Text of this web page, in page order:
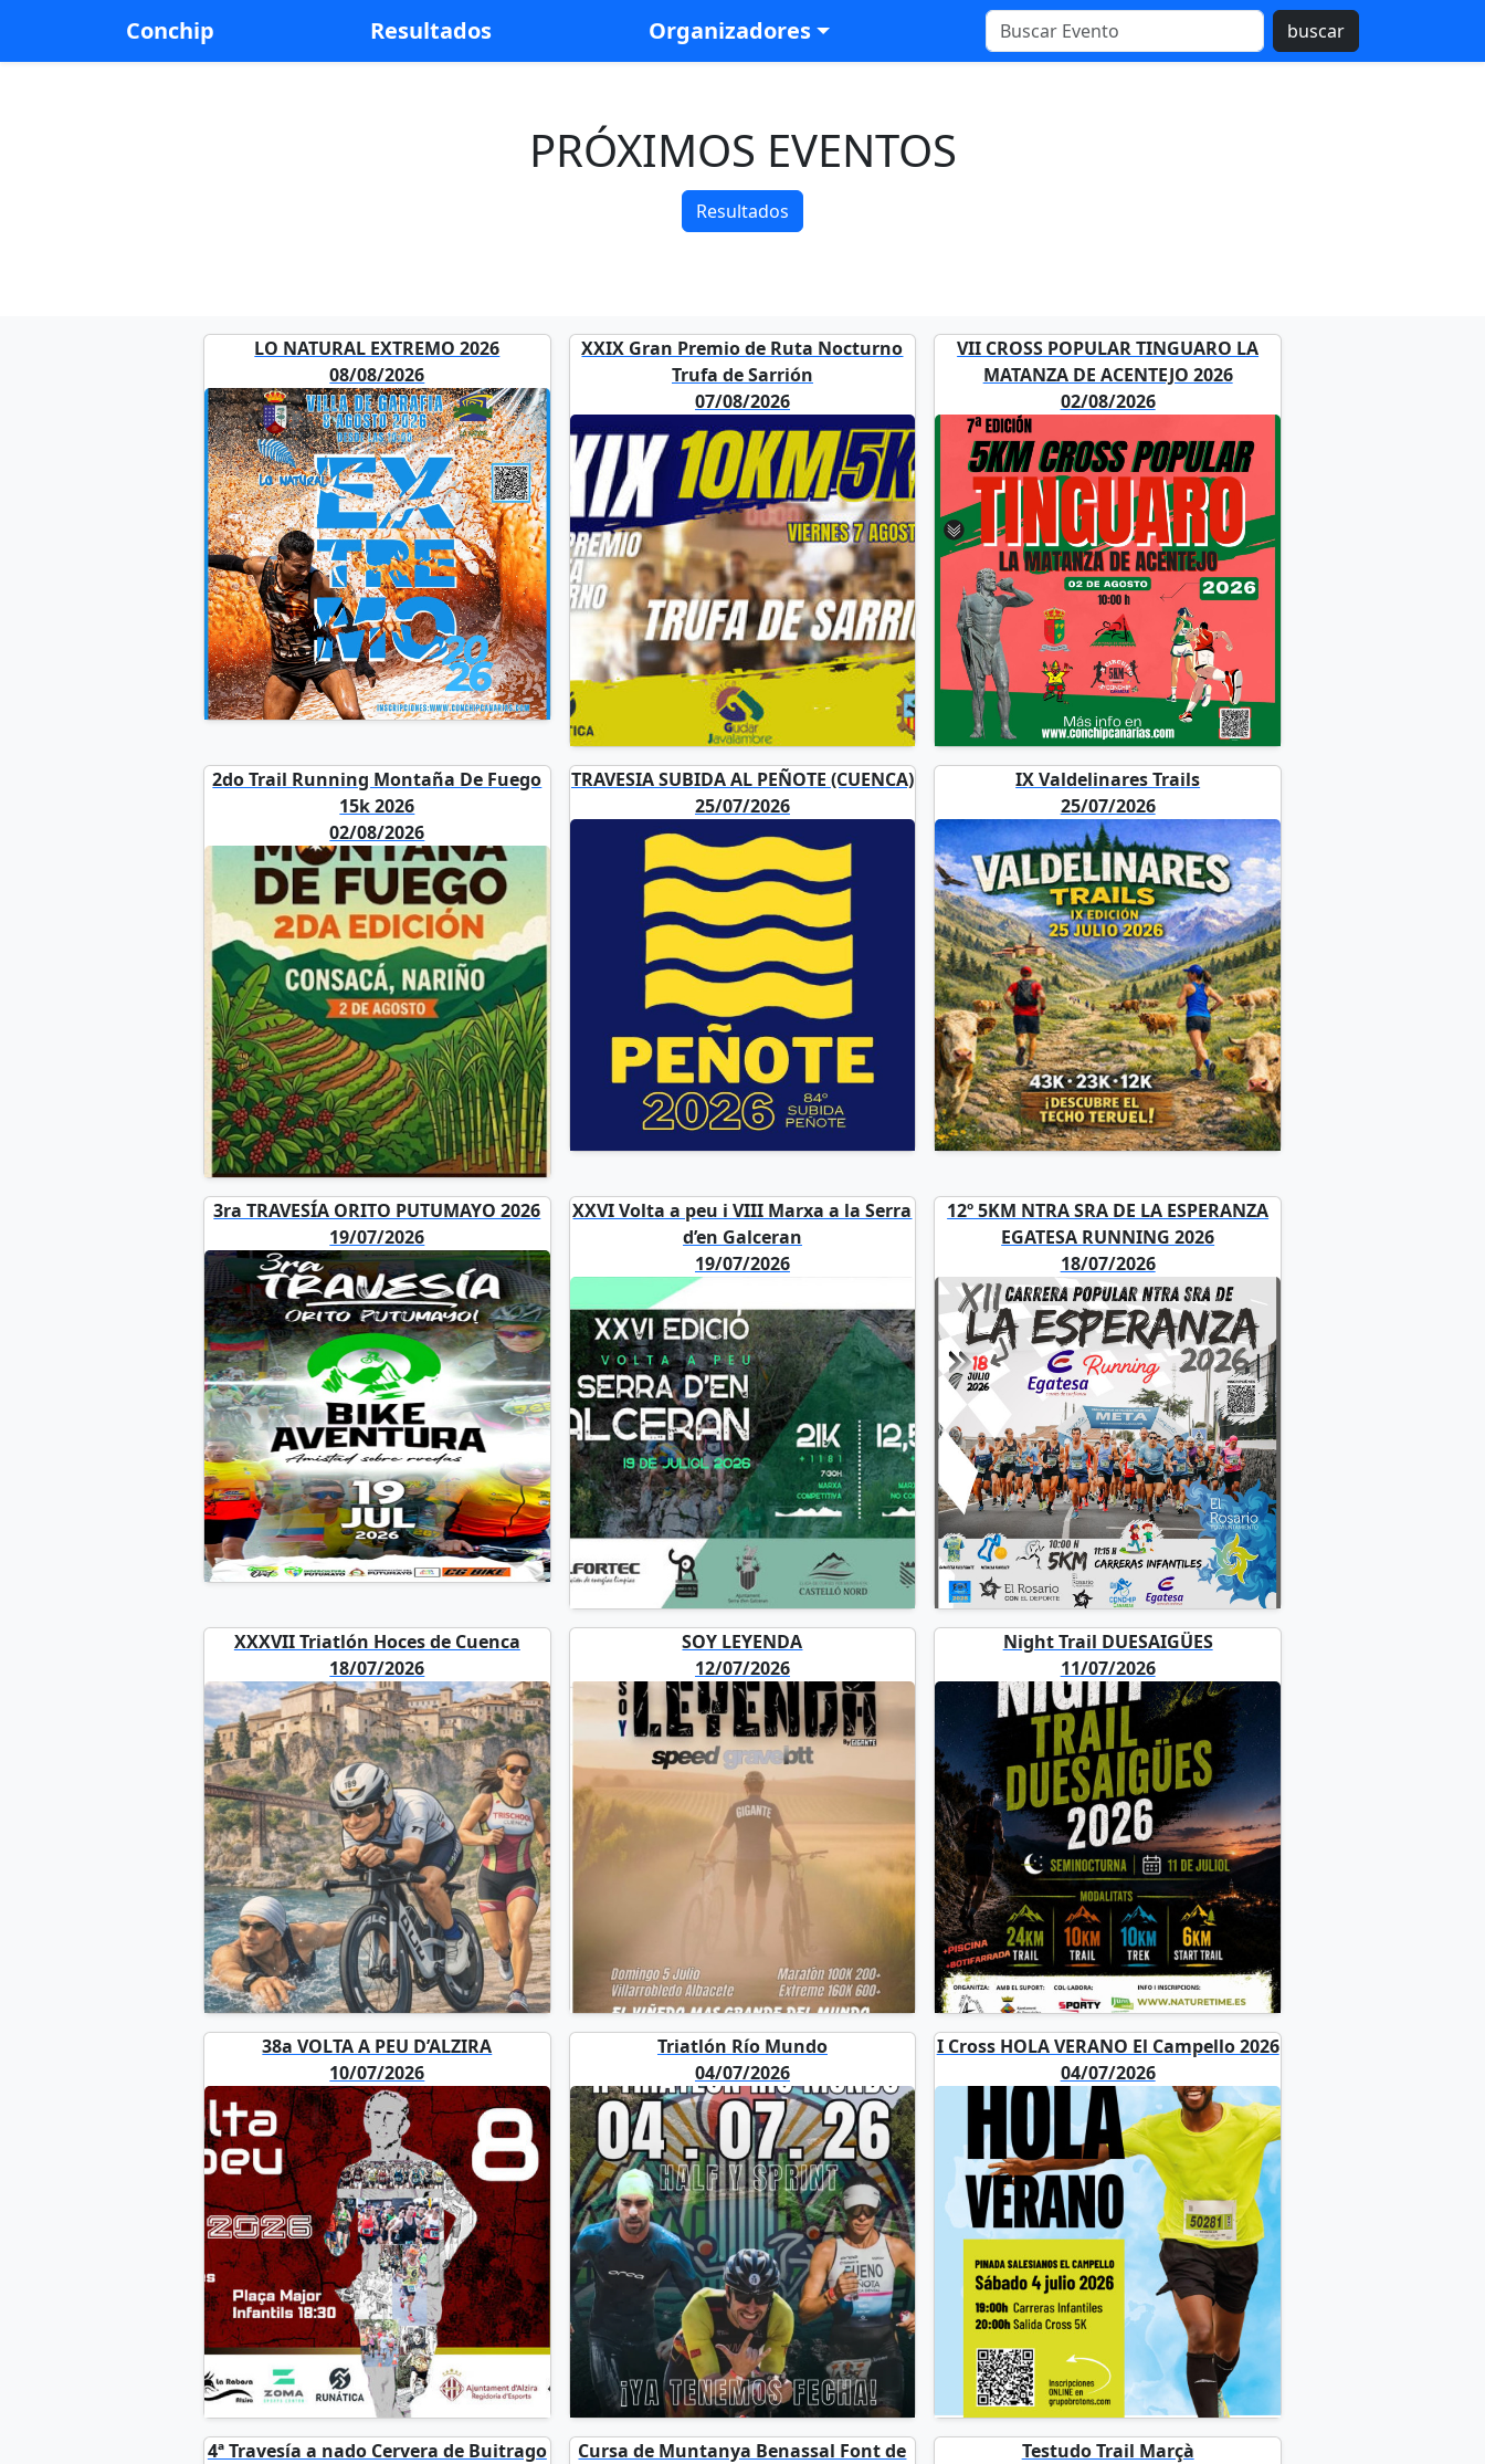
Conchip Resultados Organizadores buscar
PRÓXIMOS EVENTOS
Resultados
LO NATURAL EXTREMO 2026
08/08/2026
XXIX Gran Premio de Ruta Nocturno
Trufa de Sarrión
07/08/2026
VII CROSS POPULAR TINGUARO LA
MATANZA DE ACENTEJO 2026
02/08/2026
2do Trail Running Montaña De Fuego
15k 2026
02/08/2026
TRAVESIA SUBIDA AL PEÑOTE (CUENCA)
25/07/2026
IX Valdelinares Trails
25/07/2026
3ra TRAVESÍA ORITO PUTUMAYO 2026
19/07/2026
XXVI Volta a peu i VIII Marxa a la Serra
d’en Galceran
19/07/2026
12º 5KM NTRA SRA DE LA ESPERANZA
EGATESA RUNNING 2026
18/07/2026
XXXVII Triatlón Hoces de Cuenca
18/07/2026
SOY LEYENDA
12/07/2026
Night Trail DUESAIGÜES
11/07/2026
38a VOLTA A PEU D’ALZIRA
10/07/2026
Triatlón Río Mundo
04/07/2026
I Cross HOLA VERANO El Campello 2026
04/07/2026
4ª Travesía a nado Cervera de Buitrago
Cursa de Muntanya Benassal Font de
Testudo Trail Marçà